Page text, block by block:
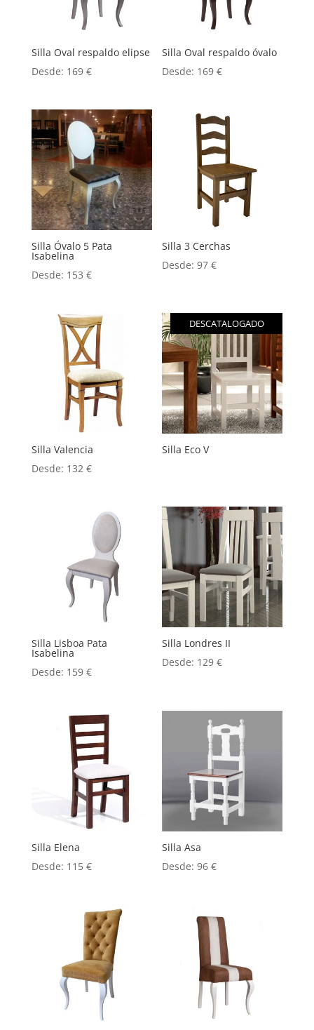
Silla Oval respaldo elipse
Desde: 169 €
Silla Oval respaldo óvalo
Desde: 169€
Silla Óvalo 5 Pata
Isabelina
Desde: 153 €
Silla 3 Cerchas
Desde:97€
Silla Valencia
Desde: 132 €
DESCATALOGADO
Silla Eco V
Silla Lisboa Pata
Isabelina
Desde: 159 €
Silla Londres II
Desde: 129€
Silla Elena
Desde: 115 €
Silla Asa
Desde:96€